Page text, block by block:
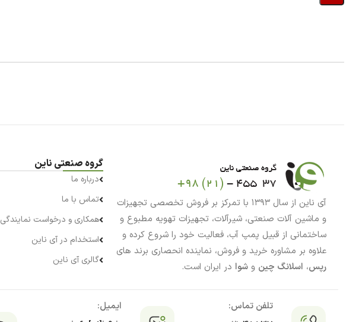
آی ناین از سال ۱۳۹۳ با تمرکز بر فروش تخصصی تجهیزات
و ماشین آلات صنعتی، شیرآلات، تجهیزات تهویه مطبوع و
ساختمانی از قبیل پمپ آب، فعالیت خود را شروع کرده و
علاوه بر مشاوره خرید و فروش، نماینده انحصاری برند های
رپس، اسلانگ چین و شوا در ایران است.
گروه صنعتی ناین
درباره ما
تماس با ما
همکاری و درخواست نمایندگی
استخدام در آی ناین
گالری آی ناین
تلفن تماس:
ایمیل: